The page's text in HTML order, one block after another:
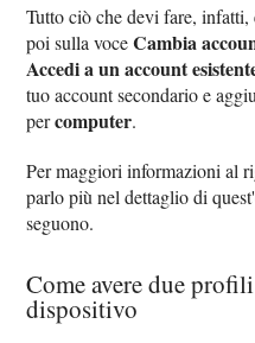
Tutto ciò che devi fare, infatti,
poi sulla voceCambia
Accedi a un account
tuo account secondario e
percomputer.
Per maggiori informazioni al
parlo più nel dettaglio di
seguono.
Come avere due
dispositivo